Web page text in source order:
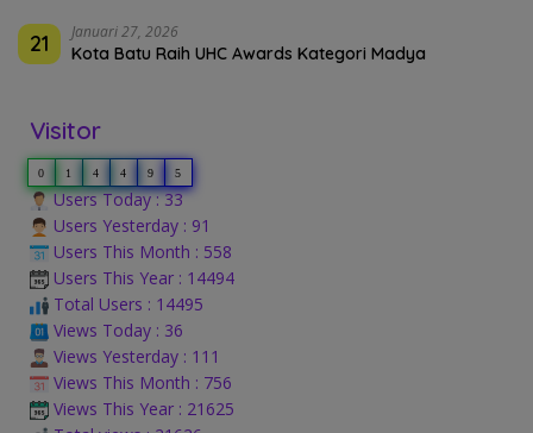
21 Januari 27, 2026
Kota Batu Raih UHC Awards Kategori Madya
Visitor
0 1 4 4 9 5
Users Today : 33
Users Yesterday : 91
Users This Month : 558
Users This Year : 14494
Total Users : 14495
Views Today : 36
Views Yesterday : 111
Views This Month : 756
Views This Year : 21625